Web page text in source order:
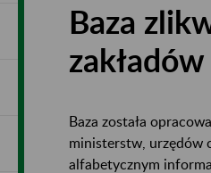
Baza
Baza została
ministerstw, urzędów
alfabetycznym